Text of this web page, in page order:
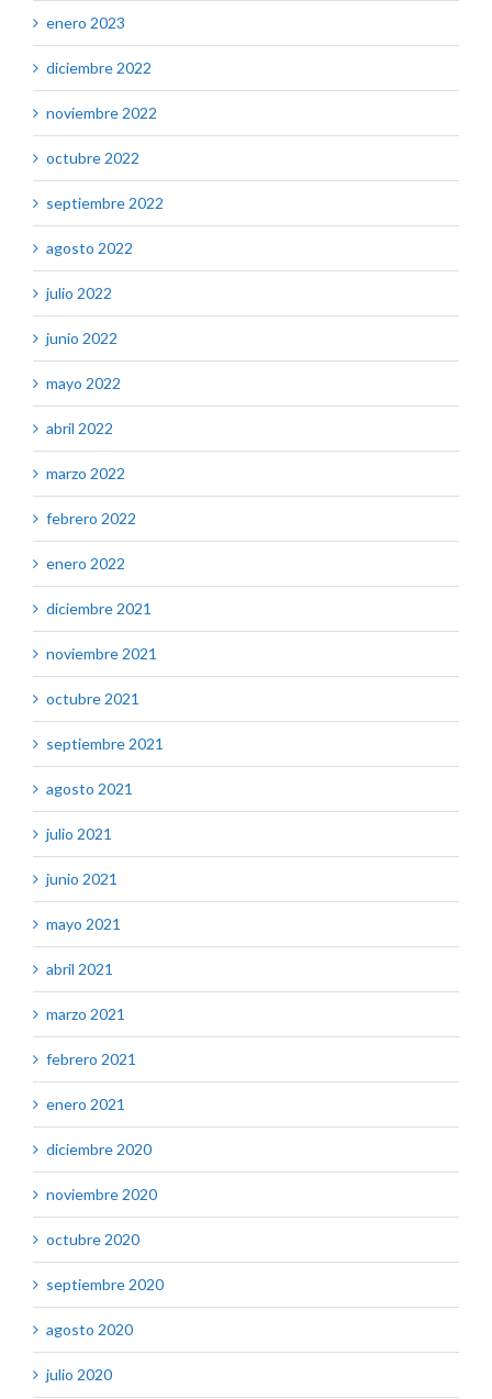
enero 2023
diciembre 2022
noviembre 2022
octubre 2022
septiembre 2022
agosto 2022
julio 2022
junio 2022
mayo 2022
abril 2022
marzo 2022
febrero 2022
enero 2022
diciembre 2021
noviembre 2021
octubre 2021
septiembre 2021
agosto 2021
julio 2021
junio 2021
mayo 2021
abril 2021
marzo 2021
febrero 2021
enero 2021
diciembre 2020
noviembre 2020
octubre 2020
septiembre 2020
agosto 2020
julio 2020